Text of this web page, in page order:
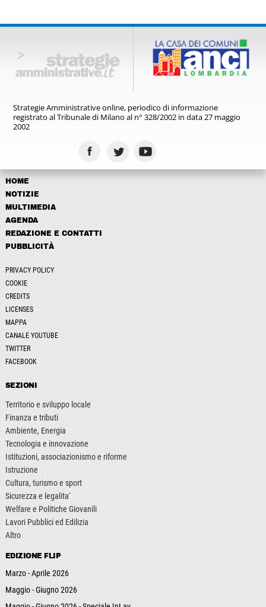
Strategie Amministrative online, periodico di informazione
registratoal Tribunale di Milano al n° 328/2002 in data 27 maggio
2002
HOME
NOTIZIE
MULTIMEDIA
AGENDA
REDAZIONE E CONTATTI
PUBBLICITÀ
PRIVACY POLICY
COOKIE
CREDITS
LICENSES
MAPPA
CANALE YOUTUBE
TWITTER
FACEBOOK
SEZIONI
Territorio e sviluppo locale
Finanza e tributi
Ambiente, Energia
Tecnologia e innovazione
Istituzioni, associazionismo e riforme
Istruzione
Cultura, turismo e sport
Sicurezza e legalita'
Welfare e Politiche Giovanili
Lavori Pubblici ed Edilizia
Altro
EDIZIONE FLIP
Marzo - Aprile 2026
Maggio - Giugno 2026